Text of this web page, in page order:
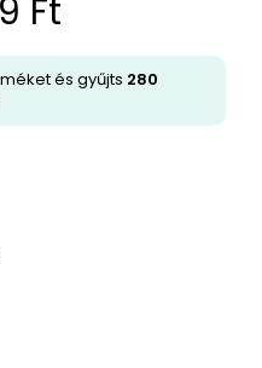
Ft
és gyűjts 280